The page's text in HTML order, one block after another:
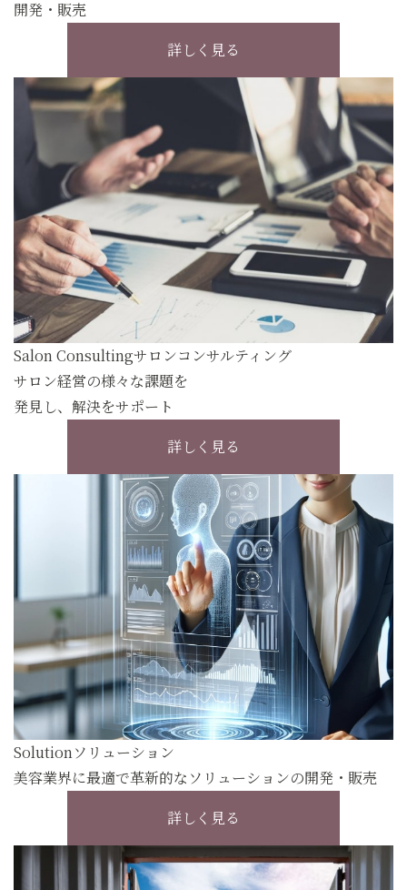
開発・販売
詳しく見る
Salon Consultingサロンコンサルティング
サロン経営の様々な課題を
発見し、解決をサポート
詳しく見る
Solutionソリューション
美容業界に最適で革新的なソリューションの開発・販売
詳しく見る